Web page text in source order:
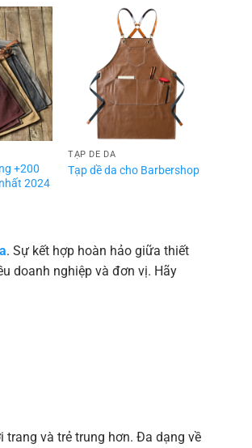
+200
2024
TẠP DỀ DA
Tạp dề da cho Barbershop
. Sự kết hợp hoàn hảo giữa thiết
doanh nghiệp và đơn vị. Hãy
và trẻ trung hơn. Đa dạng về